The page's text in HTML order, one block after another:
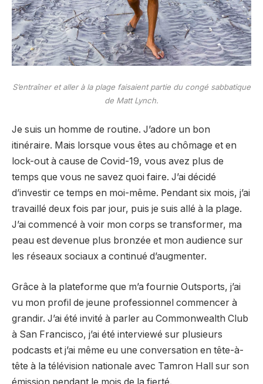
S’entraîner et aller à la plage faisaient partie du congé sabbatique
de Matt Lynch.
Je suis un homme de routine. J’adore un bon
itinéraire. Mais lorsque vous êtes au chômage et en
lock-out à cause de Covid-19, vous avez plus de
temps que vous ne savez quoi faire. J’ai décidé
d’investir ce temps en moi-même. Pendant six mois, j’ai
travaillé deux fois par jour, puis je suis allé à la plage.
J’ai commencé à voir mon corps se transformer, ma
peau est devenue plus bronzée et mon audience sur
les réseaux sociaux a continué d’augmenter.
Grâce à la plateforme que m’a fournie Outsports, j’ai
vu mon profil de jeune professionnel commencer à
grandir. J’ai été invité à parler au Commonwealth Club
à San Francisco, j’ai été interviewé sur plusieurs
podcasts et j’ai même eu une conversation en tête-à-
tête à la télévision nationale avec Tamron Hall sur son